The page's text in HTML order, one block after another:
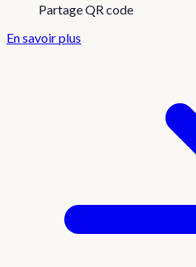
Partage QR code
En savoir plus